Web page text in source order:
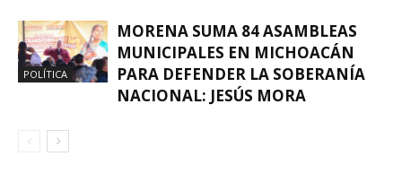
POLÍTICA
MORENA SUMA 84 ASAMBLEAS
MUNICIPALES EN MICHOACÁN
PARA DEFENDER LA SOBERANÍA
NACIONAL: JESÚS MORA